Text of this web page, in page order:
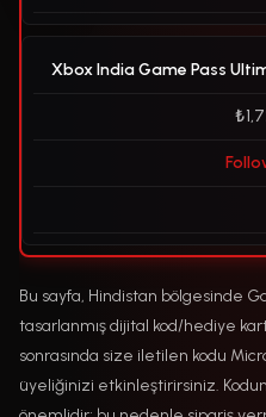
Xbox India Game Pass
Bu sayfa, Hindistan bölgesinde
tasarlanmış dijital kod/hediye
sonrasında size iletilen kodu
üyeliğinizi etkinleştirirsiniz.